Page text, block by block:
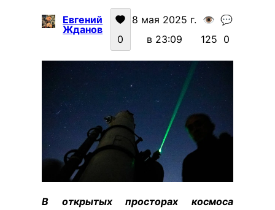
Евгений
Жданов
0
8 мая 2025 г.
в 23:09
👁️
125
💬
0
В открытых просторах космоса